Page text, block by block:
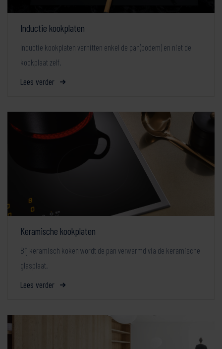
Inductie kookplaten
Inductie kookplaten verhitten enkel de pan(bodem) en niet de
kookplaat zelf.
Lees verder
Keramische kookplaten
Bij keramisch koken wordt de pan verwarmd via de keramische
glasplaat.
Lees verder